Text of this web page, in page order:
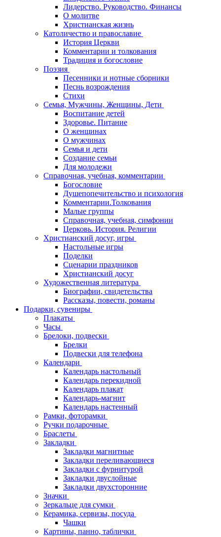
Лидерство. Руководство. Финансы
О молитве
Христианская жизнь
Католичество и православие
История Церкви
Комментарии и толкования
Традиция и богословие
Поэзия
Песенники и нотные сборники
Песнь возрождения
Стихи
Семья, Мужчины, Женщины, Дети
Воспитание детей
Здоровье. Питание
О женщинах
О мужчинах
Семья и дети
Создание семьи
Для молодежи
Справочная, учебная, комментарии
Богословие
Душепопечительство и психология
Комментарии.Толкования
Малые группы
Справочная, учебная, симфонии
Церковь. История. Религии
Христианский досуг, игры
Настольные игры
Поделки
Сценарии праздников
Христианский досуг
Художественная литература
Биографии, свидетельства
Рассказы, повести, романы
Подарки, сувениры
Плакаты
Часы
Брелоки, подвески
Брелки
Подвески для телефона
Календари
Календарь настольный
Календарь перекидной
Календарь плакат
Календарь-магнит
Календарь настенный
Рамки, фоторамки
Ручки подарочные
Браслеты
Закладки
Закладки магнитные
Закладки переливающиеся
Закладки с фурнитурой
Закладки двуслойные
Закладки двухсторонние
Значки
Зеркальце для сумки
Керамика, сервизы, посуда
Чашки
Картины, панно, таблички